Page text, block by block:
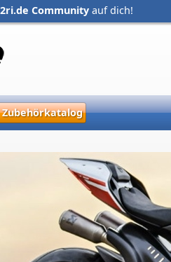
2ri.de Community auf dich!
Zubehörkatalog